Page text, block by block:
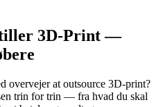
3D-Print —
overvejer at outsource 3D-print?
trin for trin — fra hvad du skal